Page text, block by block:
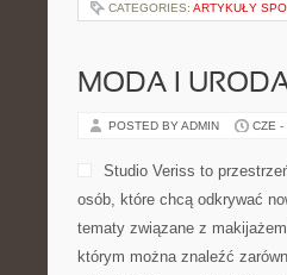
CATEGORIES: ARTYKUŁY
MODA I
POSTED BY ADMIN CZE -
Studio Veriss to
osób, które chcą odkrywać
tematy związane z
którym można znaleźć